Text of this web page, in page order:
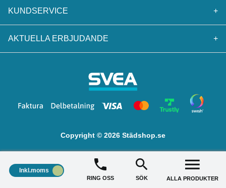
KUNDSERVICE +
AKTUELLA ERBJUDANDE +
Copyright © 2026 Städshop.se
Inkl.moms
RING OSS SÖK ALLA PRODUKTER